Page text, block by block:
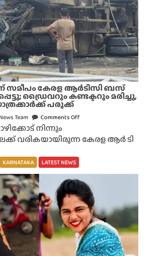
ട്ട
ലു
‘
രു
ചി
ര
ചീ
ച്ച
ക്ക
റി
ക
ളും
മാ
ര
ക
സമീപം കേരള ആർടിസി ബസ്
ഡ്രൈവറും കണ്ടക്ടറും മരിച്ചു,
പരുക്ക്
News Team Comments Off
ബെം
രു
വി
ന്
സ
മീ
പം
കേ
ര
നിന്നും
വരികയായിരുന്ന കേരള ആർ ടി
KARNATAKA LATEST NEWS